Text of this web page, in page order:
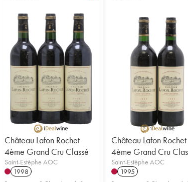
Château Lafon Rochet
4ème Grand Cru Classé
Saint-Estèphe AOC
1998
Château Lafon Rochet
4ème Grand Cru
Saint-Estèphe AOC
1995